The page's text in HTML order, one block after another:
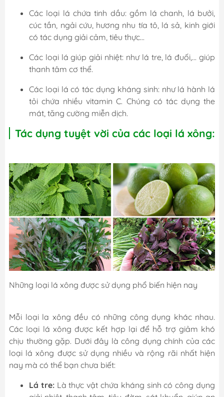
Các loại lá chứa tinh dầu: gồm lá chanh, lá bưởi,
cúc tần, ngải cứu, hương nhu tía tô, lá sả, kinh giới
có tác dụng giải cảm, tiêu thực...
Các loại lá giúp giải nhiệt: như lá tre, lá đuối,... giúp
thanh tâm cơ thể.
Các loại lá có tác dụng kháng sinh: như lá hành lá
tỏi chứa nhiều vitamin C. Chúng có tác dụng the
mát, tăng cường miễn dịch.
Tác dụng tuyệt vời của các loại lá xông:
Những loại lá xông được sử dụng phổ biến hiện nay
Mỗi loại la xông đều có những công dụng khác nhau.
Các loại lá xông được kết hợp lại để hỗ trợ giảm khó
chịu thường gặp. Dưới đây là công dụng chính của các
loại lá xông được sử dụng nhiều và rộng rãi nhất hiện
nay mà có thể bạn chưa biết:
Lá tre:Là thực vật chứa kháng sinh có công dụng